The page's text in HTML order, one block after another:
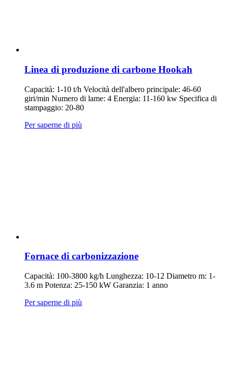
Linea di produzione di carbone Hookah
Capacità: 1-10 t/h Velocità dell'albero principale: 46-60
giri/min Numero di lame: 4 Energia: 11-160 kw Specifica di
stampaggio: 20-80
Per saperne di più
Fornace di carbonizzazione
Capacità: 100-3800 kg/h Lunghezza: 10-12 Diametro m: 1-
3.6 m Potenza: 25-150 kW Garanzia: 1 anno
Per saperne di più